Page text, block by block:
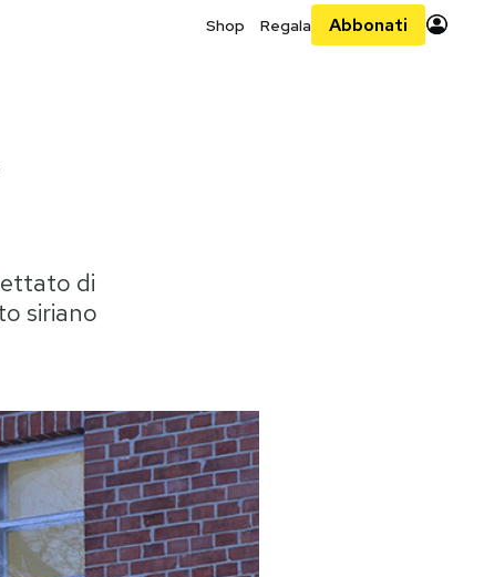
Shop Regala Abbonati
di
siriano